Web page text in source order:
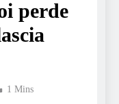
perde
1 Mins